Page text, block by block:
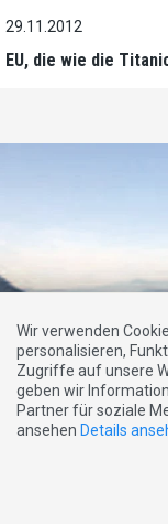
29.11.2012
EU, die wie die
EXTRABLATT
Wir verwenden
personalisieren,
Zugriffe auf unsere
geben wir
Partner für soziale
ansehen Details